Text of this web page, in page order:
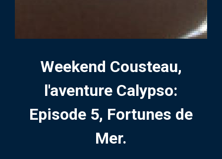
Weekend Cousteau,
l'aventure Calypso:
Episode 5, Fortunes de
Mer.